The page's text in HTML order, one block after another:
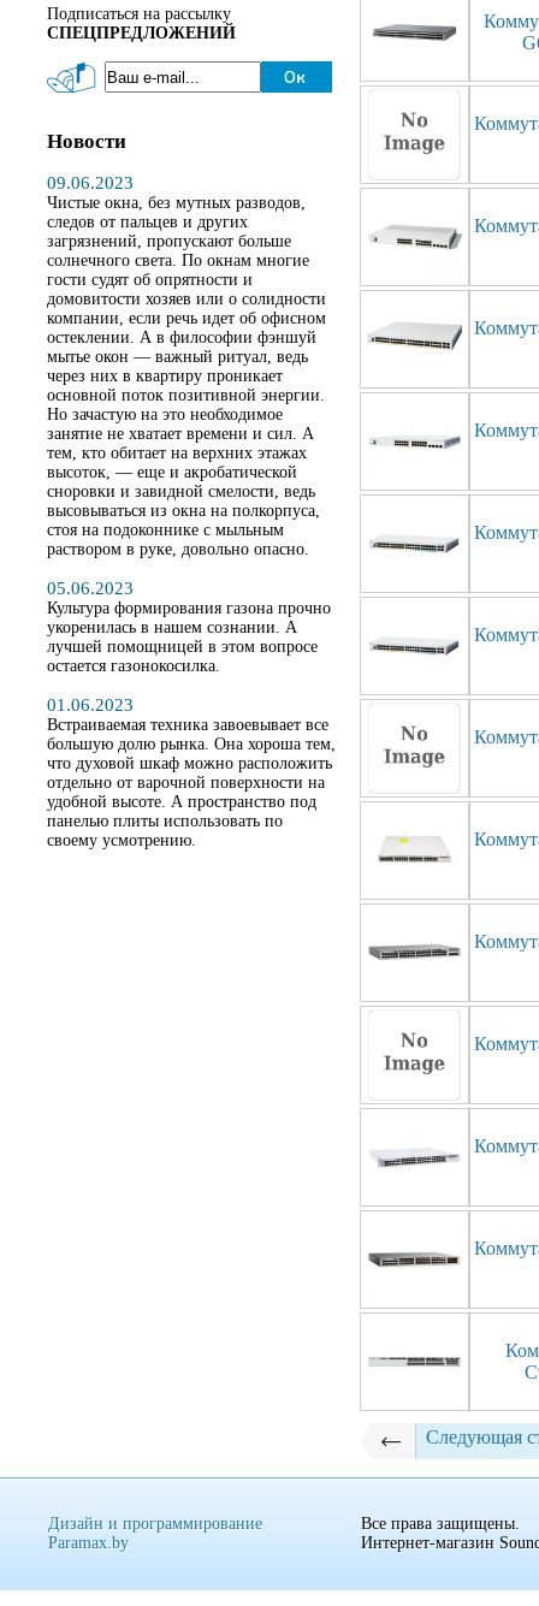
Подписаться на рассылку
СПЕЦПРЕДЛОЖЕНИЙ
Новости
09.06.2023
Чистые окна, без мутных разводов,
следов от пальцев и других
загрязнений, пропускают больше
солнечного света. По окнам многие
гости судят об опрятности и
домовитости хозяев или о солидности
компании, если речь идет об офисном
остеклении. А в философии фэншуй
мытье окон — важный ритуал, ведь
через них в квартиру проникает
основной поток позитивной энергии.
Но зачастую на это необходимое
занятие не хватает времени и сил. А
тем, кто обитает на верхних этажах
высоток, — еще и акробатической
сноровки и завидной смелости, ведь
высовываться из окна на полкорпуса,
стоя на подоконнике с мыльным
раствором в руке, довольно опасно.
05.06.2023
Культура формирования газона прочно
укоренилась в нашем сознании. А
лучшей помощницей в этом вопросе
остается газонокосилка.
01.06.2023
Встраиваемая техника завоевывает все
большую долю рынка. Она хороша тем,
что духовой шкаф можно расположить
отдельно от варочной поверхности на
удобной высоте. А пространство под
панелью плиты использовать по
своему усмотрению.
Следующая
Дизайн и программирование
Paramax.by
Все права защищены.
Интернет-магазин